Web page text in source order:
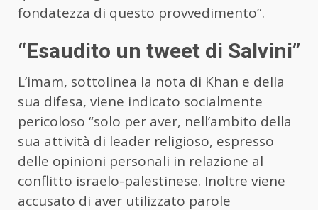
fondatezza di questo provvedimento”.
“Esaudito un tweet di Salvini”
L’imam, sottolinea la nota di Khan e della
sua difesa, viene indicato socialmente
pericoloso “solo per aver, nell’ambito della
sua attività di leader religioso, espresso
delle opinioni personali in relazione al
conflitto israelo-palestinese. Inoltre viene
accusato di aver utilizzato parole